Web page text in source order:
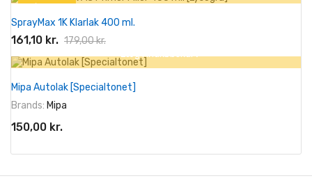
På tilbud!
-10%
SprayMax 1K Klarlak 400 ml.
161,10 kr. 179,00 kr.
+ Læg I Indkøbskurv
Mipa Autolak [Specialtonet]
Brands: Mipa
150,00 kr.